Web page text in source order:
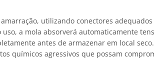
utilizando conectores
a mola absorverá automaticamente
antes de armazenar em local
químicos agressivos que possam